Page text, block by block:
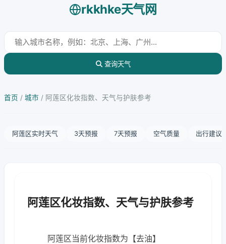
rkkhke天气网
查询天气
首页 / 城市 / 阿莲区化妆指数、天气与护肤参考
阿莲区实时天气 3天预报 7天预报 空气质量 出行建议
阿莲区化妆指数、天气与护肤参考
阿莲区当前化妆指数为【去油】